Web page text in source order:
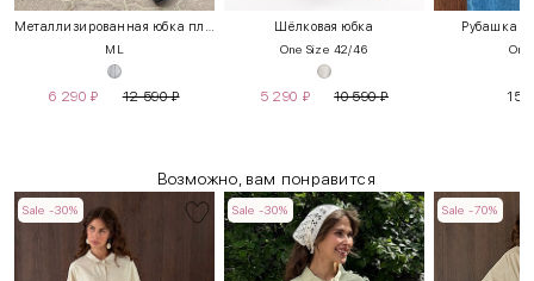
Металлизированная юбка плиссе
M L
6 290 ₽ 12 590₽
Шёлковая юбка
One Size 42/46
5 290 ₽ 10 590₽
Рубашка
15
Возможно, вам понравится
Sale -30% Sale -30% Sale -70%